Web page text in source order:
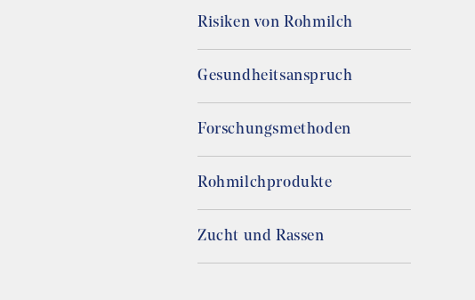
Risiken von Rohmilch
Gesundheitsanspruch
Forschungsmethoden
Rohmilchprodukte
Zucht und Rassen